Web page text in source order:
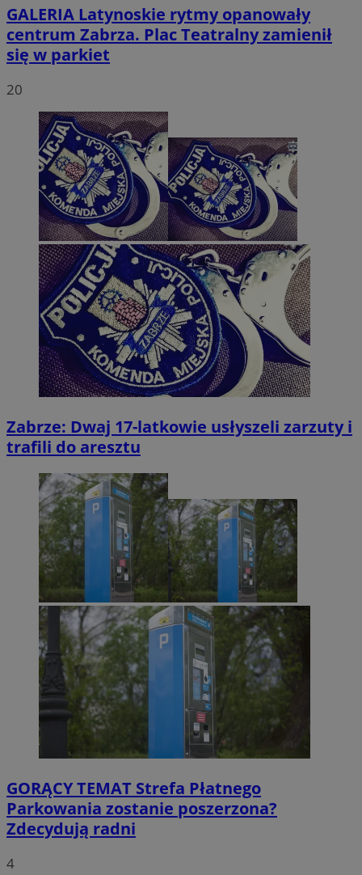
GALERIA Latynoskie rytmy opanowały
centrum Zabrza. Plac Teatralny zamienił
się w parkiet
20
Zabrze: Dwaj 17-latkowie usłyszeli zarzuty i
trafili do aresztu
GORĄCY TEMAT Strefa Płatnego
Parkowania zostanie poszerzona?
Zdecydują radni
4